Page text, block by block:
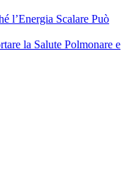
l’Energia Scalare Può
la Salute Polmonare e